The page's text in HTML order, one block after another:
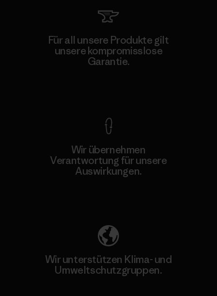
Für all unsere Produkte gilt
unsere kompromisslose
Garantie.
Wir übernehmen
Verantwortung für unsere
Auswirkungen.
Wir unterstützen Klima- und
Umweltschutzgruppen.